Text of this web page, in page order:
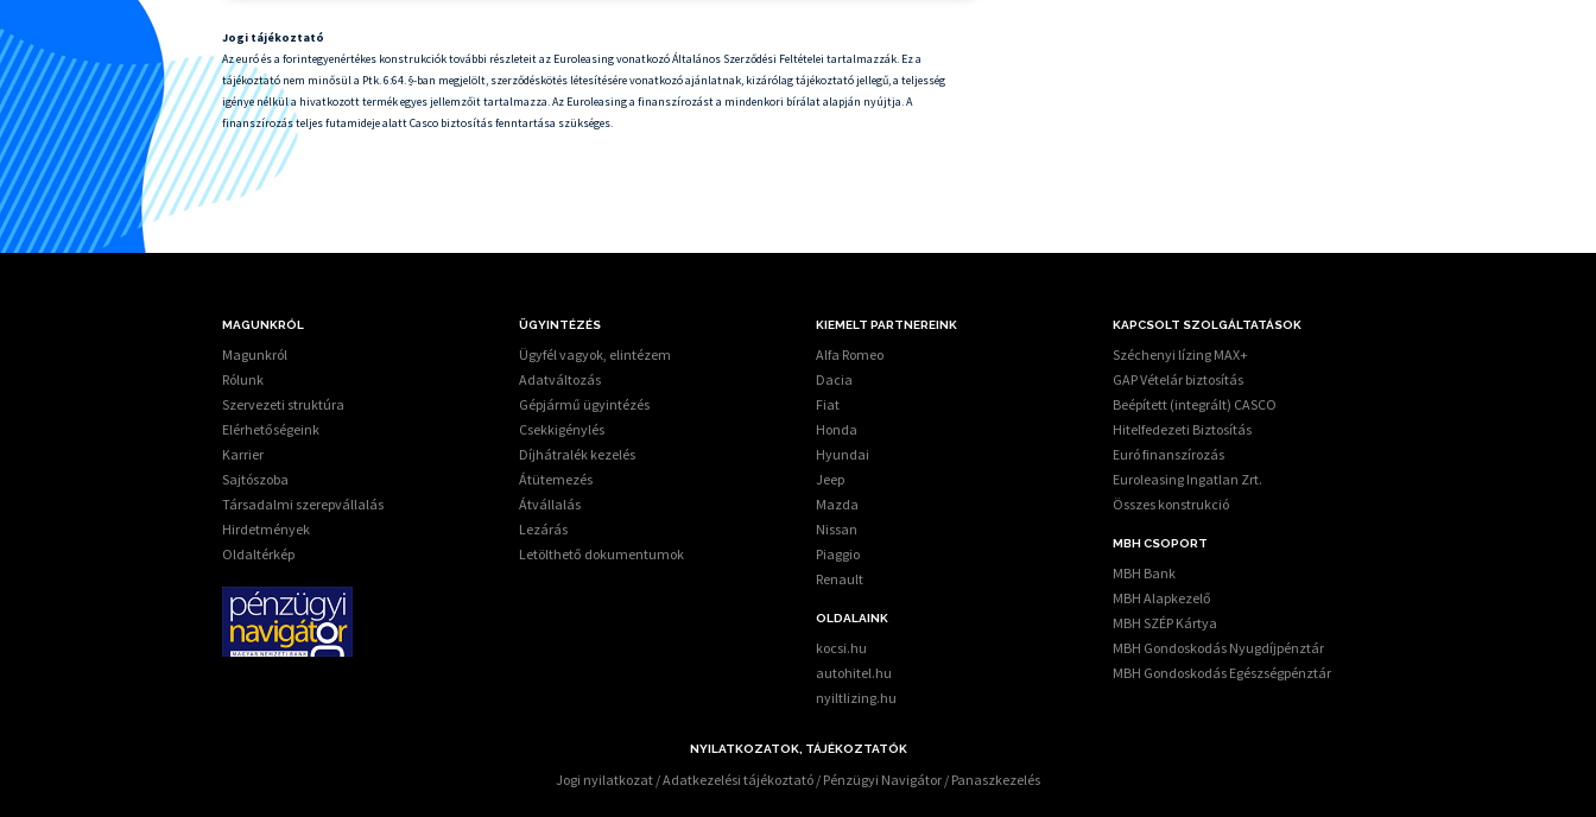
Jogi tájékoztató
Az euró és a forintegyenértékes konstrukciók további részleteit az Euroleasing vonatkozó Általános Szerződési Feltételei tartalmazzák. Ez a
tájékoztató nem minősül a Ptk. 6:64. §-ban megjelölt, szerződéskötés létesítésére vonatkozó ajánlatnak, kizárólag tájékoztató jellegű, a teljesség
igénye nélkül a hivatkozott termék egyes jellemzőit tartalmazza. Az Euroleasing a finanszírozást a mindenkori bírálat alapján nyújtja. A
finanszírozás teljes futamideje alatt Casco biztosítás fenntartása szükséges.
MAGUNKRÓL
Magunkról
Rólunk
Szervezeti struktúra
Elérhetőségeink
Karrier
Sajtószoba
Társadalmi szerepvállalás
Hirdetmények
Oldaltérkép
ÜGYINTÉZÉS
Ügyfél vagyok, elintézem
Adatváltozás
Gépjármű ügyintézés
Csekkigénylés
Díjhátralék kezelés
Átütemezés
Átvállalás
Lezárás
Letölthető dokumentumok
KIEMELT PARTNEREINK
Alfa Romeo
Dacia
Fiat
Honda
Hyundai
Jeep
Mazda
Nissan
Piaggio
Renault
OLDALAINK
kocsi.hu
autohitel.hu
nyiltlizing.hu
KAPCSOLT SZOLGÁLTATÁSOK
Széchenyi lízing MAX+
GAP Vételár biztosítás
Beépített (integrált) CASCO
Hitelfedezeti Biztosítás
Euró finanszírozás
Euroleasing Ingatlan Zrt.
Összes konstrukció
MBH CSOPORT
MBH Bank
MBH Alapkezelő
MBH SZÉP Kártya
MBH Gondoskodás Nyugdíjpénztár
MBH Gondoskodás Egészségpénztár
NYILATKOZATOK, TÁJÉKOZTATÓK
Jogi nyilatkozat /Adatkezelési tájékoztató / Pénzügyi Navigátor / Panaszkezelés